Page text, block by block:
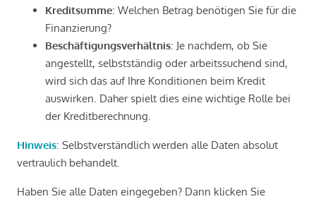
Kreditsumme: Welchen Betrag benötigen Sie für die
Finanzierung?
Beschäftigungsverhältnis: Je nachdem, ob Sie
angestellt, selbstständig oder arbeitssuchend sind,
wird sich das auf Ihre Konditionen beim Kredit
auswirken. Daher spielt dies eine wichtige Rolle bei
der Kreditberechnung.
Hinweis: Selbstverständlich werden alle Daten absolut
vertraulich behandelt.
Haben Sie alle Daten eingegeben? Dann klicken Sie